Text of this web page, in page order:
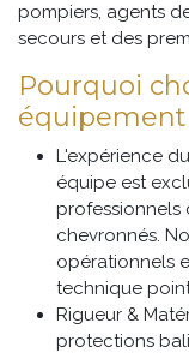
pompiers, agents
secours et des
Pourquoi
équipement
L'expérience
équipe est
professionnels
chevronnés.
opérationnels
technique
Rigueur &
protections